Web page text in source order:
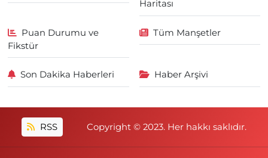
Haritası
Puan Durumu ve
Fikstür
Tüm Manşetler
Son Dakika Haberleri Haber Arşivi
RSS Copyright © 2023. Her hakkı saklıdır.